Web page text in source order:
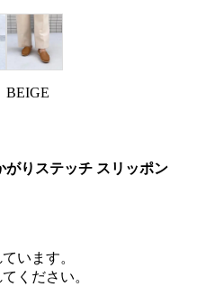
BEIGE
がりステッチ スリッポン
います。
ください。